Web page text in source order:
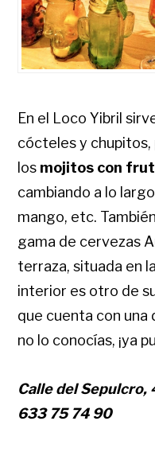
En el Loco Yibril
cócteles y chupitos,
los mojitos con
cambiando a lo
mango, etc.
gama de cervezas
terraza, situada en la
interior es otro de
que cuenta con una
no lo conocías, ¡ya
Calle del Sepulcro,
633 75 74 90